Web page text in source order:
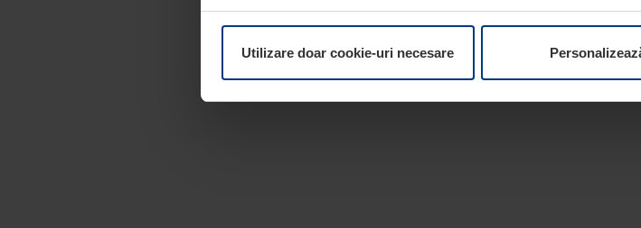
obligatorii pentru funcționarea acestei pagini. Pentru alte tipuri de
paginaDeclarație cu privire la protecția datelor de pe site-ul
Utilizare doar cookie-uri necesare